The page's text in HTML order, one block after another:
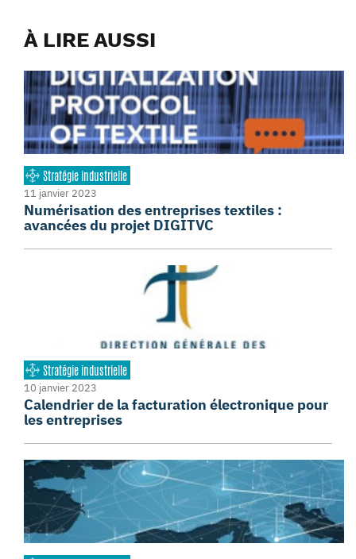
À LIRE AUSSI
Stratégie industrielle
11 janvier 2023
Numérisation des entreprises textiles :
avancées du projet DIGITVC
Stratégie industrielle
10 janvier 2023
Calendrier de la facturation électronique pour
les entreprises